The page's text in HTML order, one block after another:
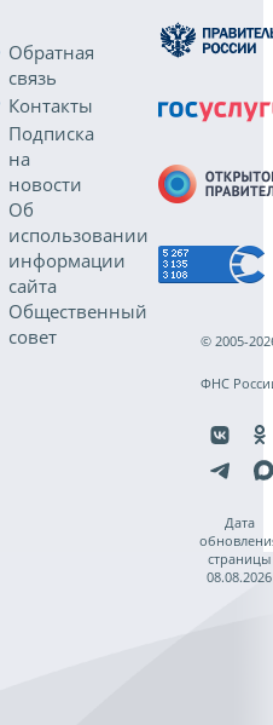
Обратная
связь
Контакты
Подписка
на
новости
Об
использовании
информации
сайта
Общественный
совет
© 2005-
ФНС
Дата
страницы
08.08.2026